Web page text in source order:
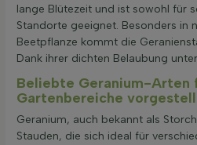
lange Blütezeit und ist sowohl für
Standorte geeignet. Besonders in
Beetpflanze kommt die
Dank ihrer dichten Belaubung
Beliebte Geranium-Arten
Gartenbereiche
Geranium, auch bekannt als
Stauden, die sich ideal für